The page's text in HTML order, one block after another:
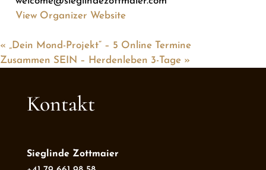
View Organizer Website
« „Dein Mond-Projekt“ – 5 Online Termine
Zusammen SEIN – Herdenleben 3-Tage »
Kontakt
Sieglinde Zottmaier